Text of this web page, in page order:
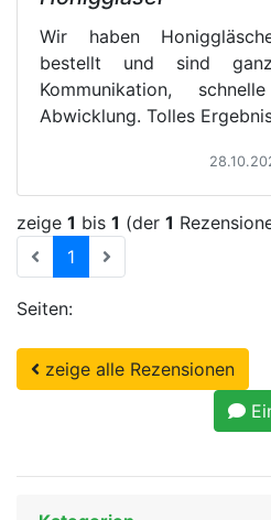
Wir haben
bestellt und sind
Kommunikation,
Abwicklung. Tolles
zeige 1 bis 1 (der 1
1 (current)
Seiten:
zeige alle Rezensionen